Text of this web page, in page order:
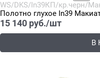
WS/DKS/In39КП/кр.черн/
Полотно глухое In39
15 140 руб./шт
В